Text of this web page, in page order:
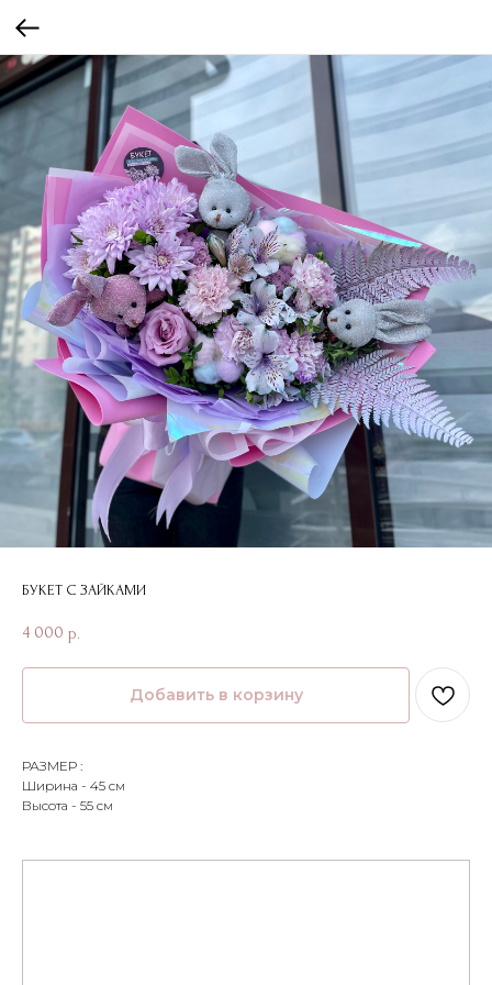
БУКЕТ С ЗАЙКАМИ
4 000 р.
Добавить в корзину
РАЗМЕР :
Ширина - 45 см
Высота - 55 см